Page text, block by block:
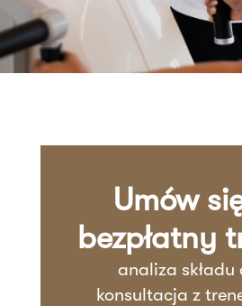
Umów
bezpłatny
analiza składu
konsultacja z